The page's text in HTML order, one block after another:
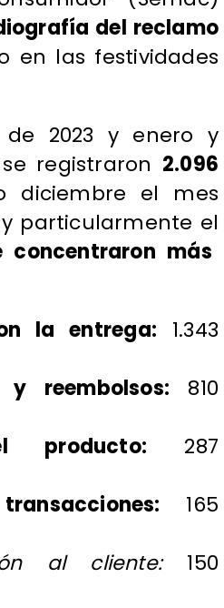
del reclamo
en las festividades
de 2023 y enero y
registraron 2.096
diciembre el mes
particularmente el
más
la entrega: 1.343
y reembolsos: 810
producto: 287
165
al cliente:150